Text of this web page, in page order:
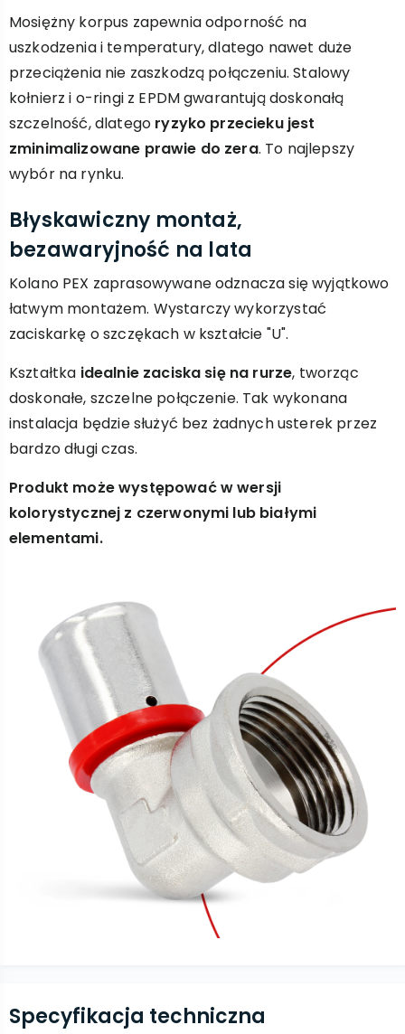
Mosiężny korpus zapewnia odporność na
uszkodzenia i temperatury, dlatego nawet duże
przeciążenia nie zaszkodzą połączeniu. Stalowy
kołnierz i o-ringi z EPDM gwarantują doskonałą
szczelność, dlatego ryzyko przecieku jest
zminimalizowane prawie do zera. To najlepszy
wybór na rynku.
Błyskawiczny montaż,
bezawaryjność na lata
Kolano PEX zaprasowywane odznacza się wyjątkowo
łatwym montażem. Wystarczy wykorzystać
zaciskarkę o szczękach w kształcie "U".
Kształtka idealnie zaciska się na rurze, tworząc
doskonałe, szczelne połączenie. Tak wykonana
instalacja będzie służyć bez żadnych usterek przez
bardzo długi czas.
Produkt może występować w wersji
kolorystycznej z czerwonymi lub białymi
elementami.
Specyfikacja techniczna